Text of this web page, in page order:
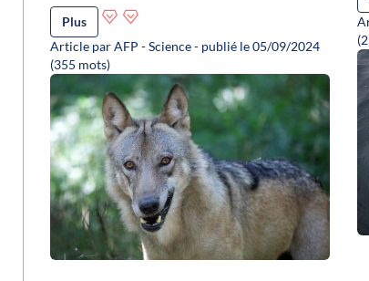
Plus
Article par AFP - Science - publié le 05/09/2024
(355 mots)